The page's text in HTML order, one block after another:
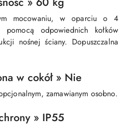
mocowaniu, w oparciu o 4
pomocą odpowiednich kołków
nośnej ściany. Dopuszczalna
w cokół » Nie
zamawianym osobno.
» IP55